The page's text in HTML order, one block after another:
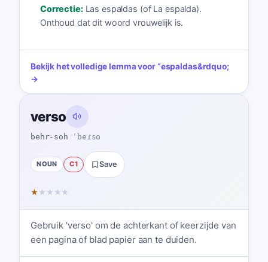
Correctie: Las espaldas (of La espalda).
Onthoud dat dit woord vrouwelijk is.
Bekijk het volledige lemma voor“espaldas&rdquo;
→
verso
behr-soh ˈbeɾso
NOUN C1 Save
★ ★ ★ ★ ★
Gebruik 'verso' om de achterkant of keerzijde van
een pagina of blad papier aan te duiden.